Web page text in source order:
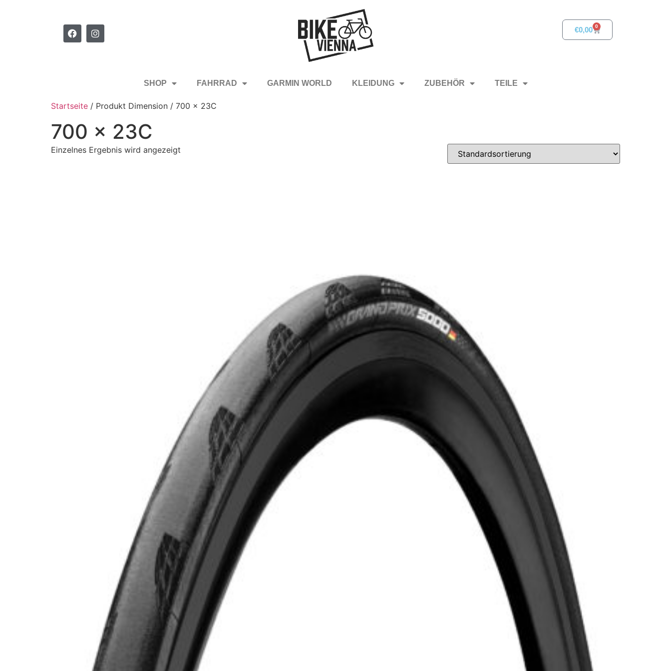
€0,00 0
SHOP FAHRRAD GARMIN WORLD KLEIDUNG ZUBEHÖR TEILE
Startseite / Produkt Dimension / 700 x 23C
700 x 23C
Einzelnes Ergebnis wird angezeigt